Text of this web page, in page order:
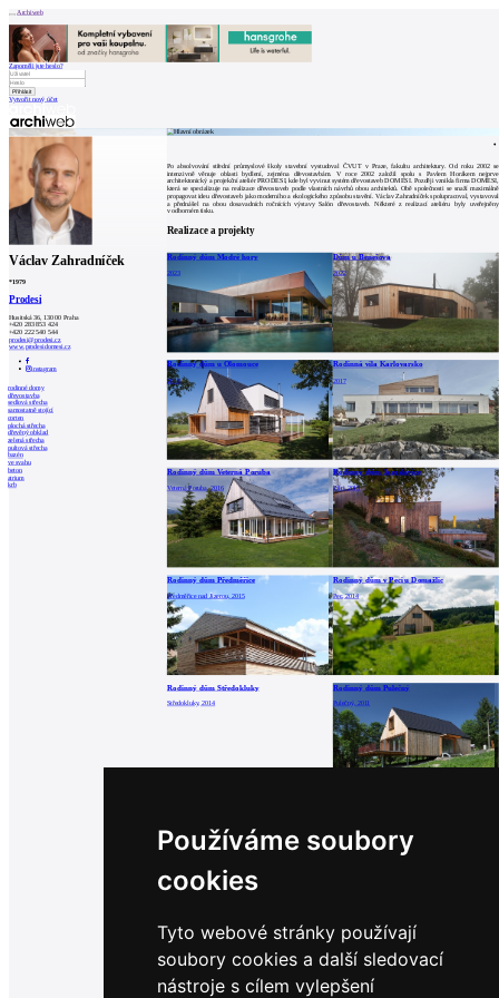
Používáme soubory
cookies
Tyto webové stránky používají
soubory cookies a další sledovací
nástroje s cílem vylepšení
Archiweb
Zapoměli jste heslo?
Vytvořit nový účet
Zprávy
Architekti
Stavby
Katalog
E-shop
Burza práce
157
Václav Zahradníček
*1979
Prodesi
Husitská 36, 130 00 Praha
+420 283 853 424
+420 222 540 544
prodesi@prodesi.cz
www.prodesidomesi.cz
instagram
rodinné domy
dřevostavba
sedlová střecha
samostatně stojící
corten
plochá střecha
dřevěný obklad
zelená střecha
pultová střecha
bazén
ve svahu
beton
atrium
krb
Po absolvování střední průmyslové školy stavební vystudoval ČVUT v Praze, fakultu architektury. Od roku 2002 se
intenzivně věnuje oblasti bydlení, zejména dřevostavbám. V roce 2002 založil spolu s Pavlem Horákem nejprve
architektonický a projekční ateliér PRODESI, kde byl vyvinut systém dřevostaveb DOMESI. Později vznikla firma DOMESI,
která se specializuje na realizace dřevostaveb podle vlastních návrhů obou architektů. Obě společnosti se snaží maximálně
propagovat ideu dřevostaveb jako moderního a ekologického způsobu stavění. Václav Zahradníček spolupracoval, vystavoval
a přednášel na obou dosavadních ročnících výstavy Salón dřevostaveb. Některé z realizací ateliéru byly uveřejněny
v odborném tisku.
Realizace a projekty
Rodinný dům Modré hory
2023
Dům u Benešova
2022
Rodinný dům u Olomouce
2018
Rodinná vila Karlovarsko
2017
Rodinný dům Veterná Poruba
Veterná Poruba, 2016
Rodinný dům Jaroslavice
Zlín, 2015
Rodinný dům Předměřice
Předměřice nad Jizerou, 2015
Rodinný dům v Peci u Domažlic
Pec, 2014
Rodinný dům Středokluky
Středokluky, 2014
Rodinný dům Pulečný
Pulečný, 2011